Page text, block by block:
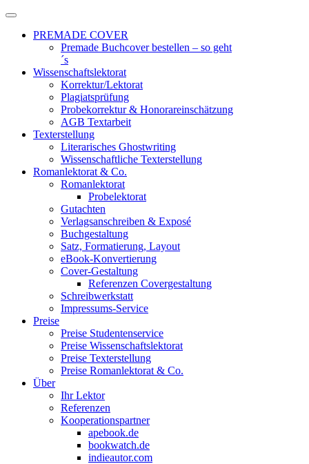
Zum
springenPREMADE COVER
Premade Buchcover bestellen – so geht
´s
Wissenschaftslektorat
Korrektur/Lektorat
Plagiatsprüfung
Probekorrektur & Honorareinschätzung
AGB Textarbeit
Texterstellung
Literarisches Ghostwriting
Wissenschaftliche Texterstellung
Romanlektorat & Co.
Romanlektorat
Probelektorat
Gutachten
Verlagsanschreiben & Exposé
Buchgestaltung
Satz, Formatierung, Layout
eBook-Konvertierung
Cover-Gestaltung
Referenzen Covergestaltung
Schreibwerkstatt
Impressums-Service
Preise
Preise Studentenservice
Preise Wissenschaftslektorat
Preise Texterstellung
Preise Romanlektorat & Co.
Über
Ihr Lektor
Referenzen
Kooperationspartner
apebook.de
bookwatch.de
indieautor.com